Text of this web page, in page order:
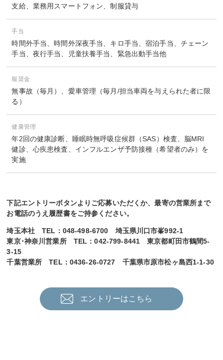
支給、業務用スマートフォン、制服貸与
手当
時間外手当、時間外深夜手当、キロ手当、宿泊手当、チェーン
手当、夜行手当、児童扶養手当、緊急出動手当他
報奨金
無事故（毎月）、愛車管理（毎月/担当車両を与えられた者に限
る）
健康管理
年2回の健康診断、睡眠時無呼吸症候群（SAS）検査、脳MRI
健診、心疾患検査、インフルエンザ予防接種（希望者のみ）を
実施
下記エントリーボタンよりご応募いただくか、最寄の営業所まで
お電話のうえ履歴書をご持参ください。
埼玉本社 TEL：048-498-6700 埼玉県川口市峯992-1
東京･神奈川営業所 TEL：042-799-8441 東京都町田市鶴間5-
3-15
千葉営業所 TEL：0436-26-0727 千葉県市原市松ヶ島西1-1-30
エントリーはこちら